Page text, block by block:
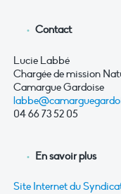
Contact
Lucie Labbé
Chargée de mission
Camargue Gardoise
04 66 73 52 05
En savoir plus
Site Internet du